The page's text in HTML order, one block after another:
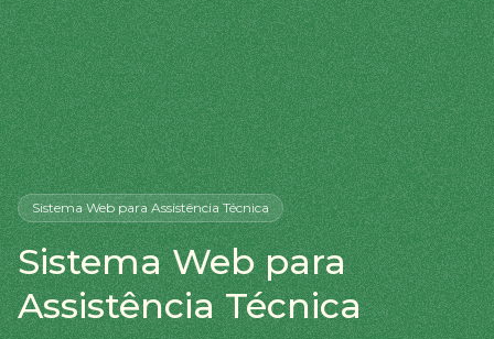
Sistema Webpara Assistência Técnica
Sistema Web para
Assistência Técnica